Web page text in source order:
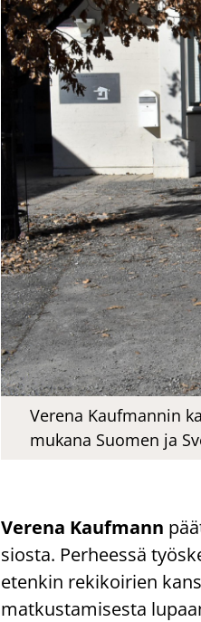
Verena Kaufmannin
mukana Suomen ja
Ve­re­na Kauf­mann
sios­ta. Per­hees­sä
eten­kin re­ki­koi­rien
mat­kus­ta­mi­ses­ta